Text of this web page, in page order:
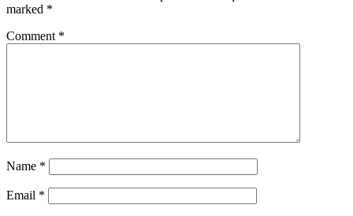
marked *
Comment *
Name *
Email *